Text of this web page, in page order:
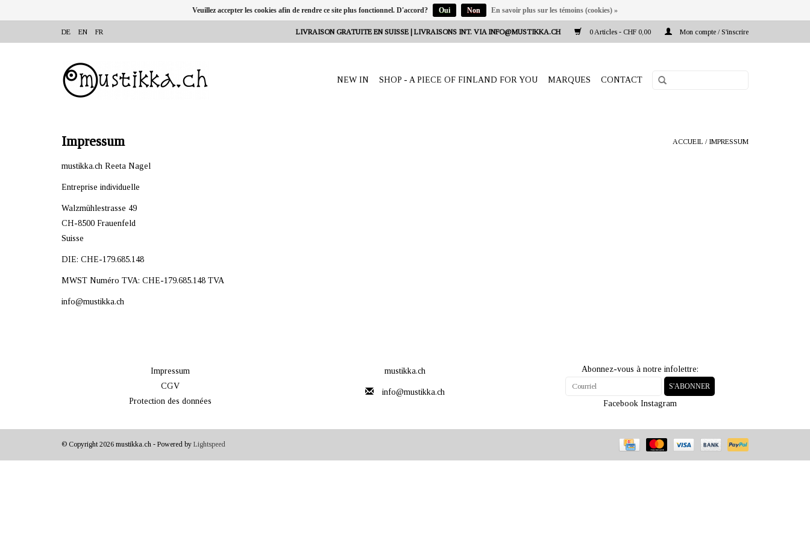
DE EN FR LIVRAISON GRATUITE EN SUISSE | LIVRAISONS INT. VIA INFO@MUSTIKKA.CH 0 Articles - CHF 0,00 Mon compte / S'inscrire
NEW IN SHOP - A PIECE OF FINLAND FOR YOU MARQUES CONTACT
Impressum ACCUEIL / IMPRESSUM
mustikka.ch Reeta Nagel
Entreprise individuelle
Walzmühlestrasse 49
CH-8500 Frauenfeld
Suisse
DIE: CHE-179.685.148
MWST Numéro TVA: CHE-179.685.148 TVA
info@mustikka.ch
Impressum
CGV
Protection des données
mustikka.ch
info@mustikka.ch
Abonnez-vous à notre infolettre:
S'ABONNER
Facebook Instagram
© Copyright 2026 mustikka.ch - Powered by Lightspeed
Veuillez accepter les cookies afin de rendre ce site plus fonctionnel. D'accord? Oui Non En savoir plus sur les témoins (cookies) »